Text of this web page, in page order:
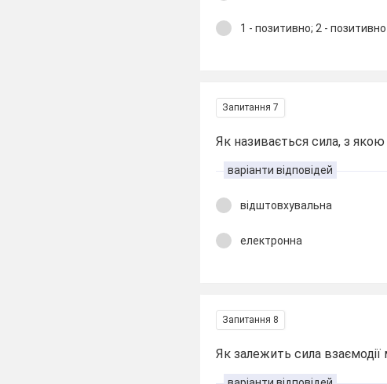
1 - позитивно; 2 - позитивно
Запитання 7
Як називається сила, з
варіанти відповідей
відштовхувальна
електронна
Запитання 8
Як залежить сила